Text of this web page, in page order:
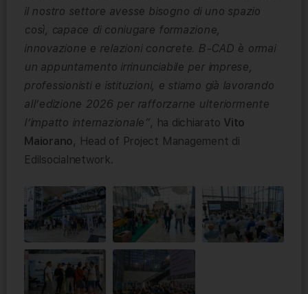
il nostro settore avesse bisogno di uno spazio
così, capace di coniugare formazione,
innovazione e relazioni concrete. B-CAD è ormai
un appuntamento irrinunciabile per imprese,
professionisti e istituzioni, e stiamo già lavorando
all’edizione 2026 per rafforzarne ulteriormente
l’impatto internazionale”, ha dichiarato Vito
Maiorano, Head of Project Management di
Edilsocialnetwork.